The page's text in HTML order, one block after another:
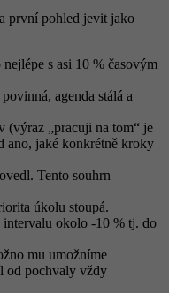
první pohled jevit jako
s asi 10 % časovým
agenda stálá a
(výraz „pracuji na tom“ je
ano, jaké konkrétně kroky
Tento souhrn
úkolu stoupá.
intervalu okolo -10 % tj. do
mu umožníme
od pochvaly vždy